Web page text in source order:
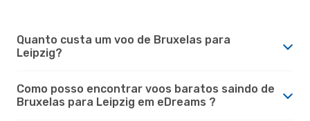
Quanto custa um voo de Bruxelas para
Leipzig?
Como posso encontrar voos baratos saindo de
Bruxelas para Leipzig em eDreams ?